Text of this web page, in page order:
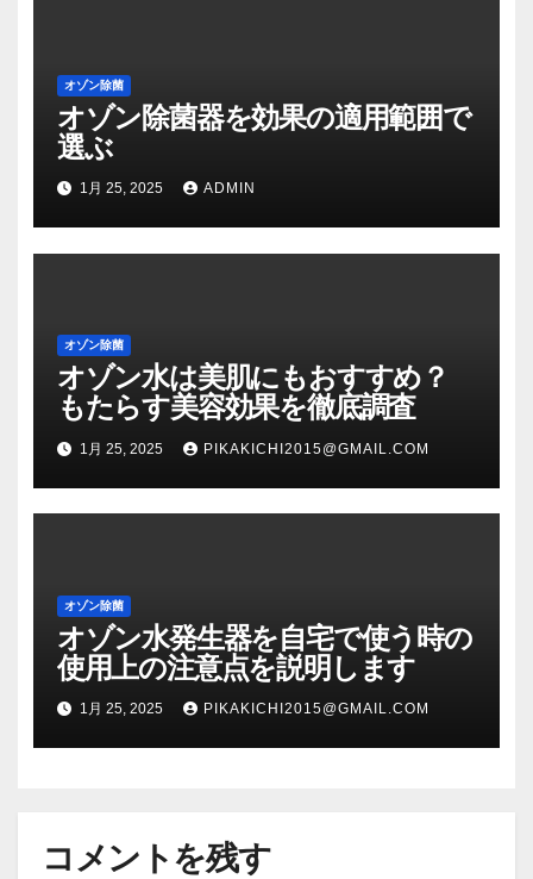
オゾン除菌
オゾン除菌器を効果の適用範囲で
選ぶ
1月 25, 2025 ADMIN
オゾン除菌
オゾン水は美肌にもおすすめ？
もたらす美容効果を徹底調査
1月 25, 2025 PIKAKICHI2015@GMAIL.COM
オゾン除菌
オゾン水発生器を自宅で使う時の
使用上の注意点を説明します
1月 25, 2025 PIKAKICHI2015@GMAIL.COM
コメントを残す